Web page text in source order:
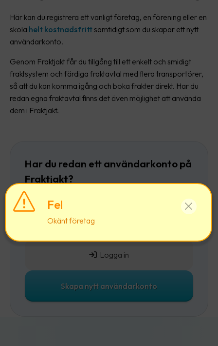
Fel
Okänt företag
Här kan du registrera ett vanligt företag, en förening eller en
skola helt kostnadsfrittsamtidigt som du skapar ett nytt
användarkonto.
Genom Fraktjakt får du tillgång till ett enkelt och smidigt
fraktsystem och färdiga fraktavtal med flera transportörer,
så att du kan komma igång och boka frakter direkt. Har du
redan egna fraktavtal finns det även möjlighet att använda
dem i Fraktjakt.
Har du redan ett användarkonto på
Fraktjakt?
Då rekommenderar vi att du först
och
sedan lägger till ett företag till ditt befintliga
användarkonto.
Logga in
Skapa nytt användarkonto